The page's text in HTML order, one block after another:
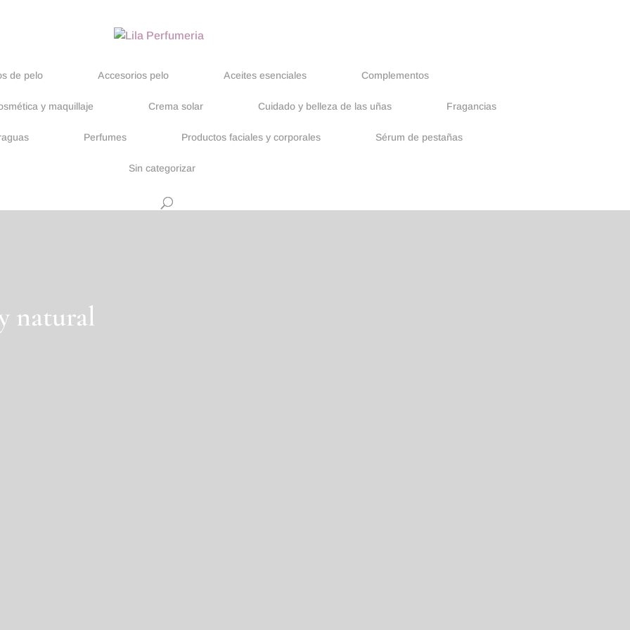
de pelo Accesorios pelo Aceites esenciales Complementos
y maquillaje Crema solar Cuidado y belleza de las uñas Fragancias
Perfumes Productos faciales y corporales Sérum de pestañas
Sin categorizar
natural